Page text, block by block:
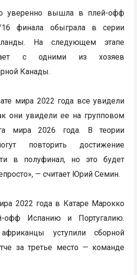
уверенно вышла в плей-офф
финала обыграла в серии
На следующем этапе
с одними из хозяев
Канады.
мира 2022 года все увидели
они увидели ее на групповом
мира 2026 года. В теории
повторить достижение
в полуфинал, но это будет
— считает Юрий Семин.
2022 года в Катаре Марокко
офф Испанию и Португалию.
уступили сборной
за третье место — команде